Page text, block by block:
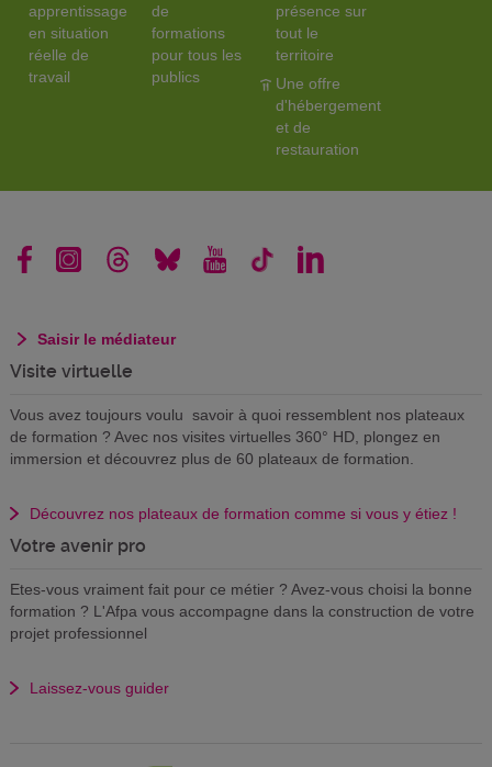
apprentissage
en situation
réelle de
travail
de
formations
pour tous les
publics
présence sur
tout le
territoire
Une offre
d'hébergement
et de
restauration
Saisir le médiateur
Visite virtuelle
Vous avez toujours voulu savoir à quoi ressemblent nos plateaux
de formation ? Avec nos visites virtuelles 360° HD, plongez en
immersion et découvrez plus de 60 plateaux de formation.
Découvrez nos plateaux de formation comme si vous y étiez !
Votre avenir pro
Etes-vous vraiment fait pour ce métier ? Avez-vous choisi la bonne
formation ? L'Afpa vous accompagne dans la construction de votre
projet professionnel
Laissez-vous guider